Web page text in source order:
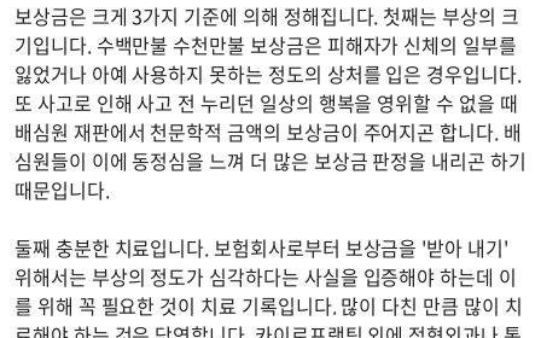
보상금은 크게 3가지 기준에 의해 정해집니다. 첫째는 부상의 크
기입니다. 수백만불 수천만불 보상금은 피해자가 신체의 일부를
잃었거나 아예 사용하지 못하는 정도의 상처를 입은 경우입니다.
또 사고로 인해 사고 전 누리던 일상의 행복을 영위할 수 없을 때
배심원 재판에서 천문학적 금액의 보상금이 주어지곤 합니다. 배
심원들이 이에 동정심을 느껴 더 많은 보상금 판정을 내리곤 하기
때문입니다.
둘째 충분한 치료입니다. 보험회사로부터 보상금을 '받아 내기'
위해서는 부상의 정도가 심각하다는 사실을 입증해야 하는데 이
를 위해 꼭 필요한 것이 치료 기록입니다. 많이 다친 만큼 많이 치